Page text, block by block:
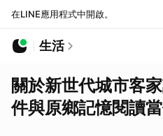
在LINE應用程式中開啟。
生活
關於新世代城市客
件與原鄉記憶閱讀